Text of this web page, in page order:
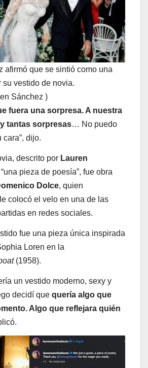
afirmó que se sintió como una
su vestido de novia.
Sánchez )
fuera una sorpresa. A nuestra
tantas sorpresas… No puedo
cara”, dijo.
descrito por Lauren
pieza de poesía”, fue obra
Dolce, quien
colocó el velo en una de las
en redes sociales.
fue una pieza única inspirada
Loren en la
(1958).
un vestido moderno, sexy y
decidí que quería algo que
Algo que reflejara quién